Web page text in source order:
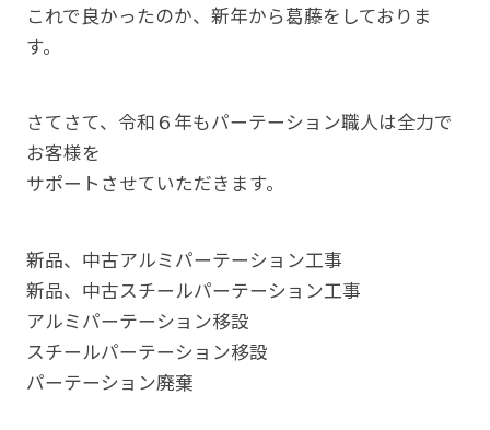
これで良かったのか、新年から葛藤をしておりま
す。
さてさて、令和６年もパーテーション職人は全力で
お客様を
サポートさせていただきます。
新品、中古アルミパーテーション工事
新品、中古スチールパーテーション工事
アルミパーテーション移設
スチールパーテーション移設
パーテーション廃棄